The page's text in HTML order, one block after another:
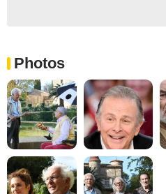
Photos